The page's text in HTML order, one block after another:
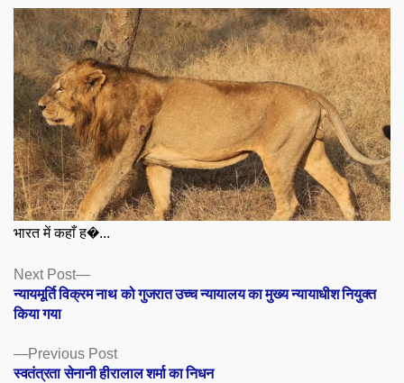
भारत में कहाँ ह�...
Posts
navigation
Previous PostPrevious
post:
स्वतंत्रता सेनानी हीरालाल शर्मा का निधन
Next Post
Next
post:
न्यायमूर्ति विक्रम नाथ को गुजरात उच्च न्यायालय का मुख्य न्यायाधीश नियुक्त
किया गया